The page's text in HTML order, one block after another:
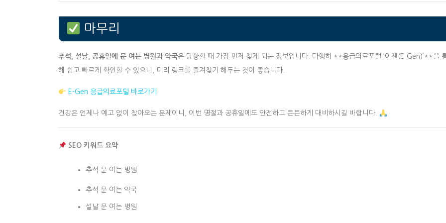
마무리
추석, 설날, 공휴일에 문 여는 병원과 약국은 당황할 때 가장 먼저 찾게 되는 정보입니다. 다행히 **응급의료포털 ‘이젠(E-Gen)’**을
해 쉽고 빠르게 확인할 수 있으니, 미리 링크를 즐겨찾기 해두는 것이 좋습니다.
E-Gen 응급의료포털 바로가기
건강은 언제나 예고 없이 찾아오는 문제이니, 이번 명절과 공휴일에도 안전하고 든든하게 대비하시길 바랍니다.
SEO 키워드 요약
추석 문 여는 병원
추석 문 여는 약국
설날 문 여는 병원